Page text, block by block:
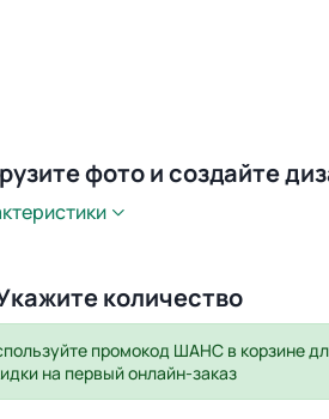
фото и создайте
количество
промокод ШАНС в корзине
на первый онлайн-заказ